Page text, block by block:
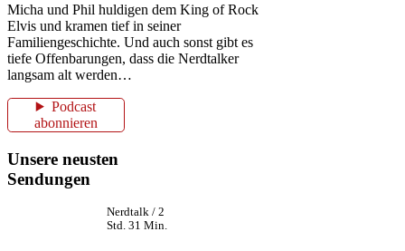
Micha und Phil huldigen dem King of Rock
Elvis und kramen tief in seiner
Familiengeschichte. Und auch sonst gibt es
tiefe Offenbarungen, dass die Nerdtalker
langsam alt werden…
Podcast
abonnieren
Unsere neusten
Sendungen
Nerdtalk / 2
Std. 31 Min.